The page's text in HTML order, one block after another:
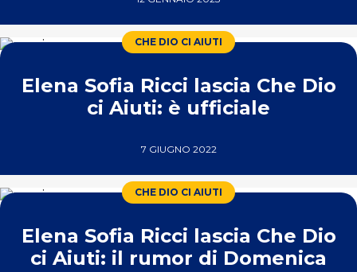
CHE DIO CI AIUTI
Elena Sofia Ricci lascia Che Dio
ci Aiuti: è ufficiale
7 GIUGNO 2022
CHE DIO CI AIUTI
Elena Sofia Ricci lascia Che Dio
ci Aiuti: il rumor di Domenica